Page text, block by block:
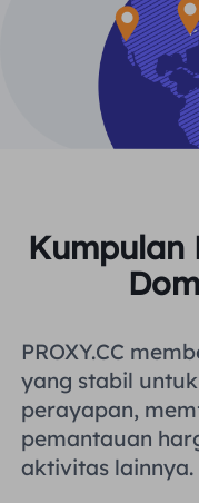
Verifikasi
ALAT GRATIS
Pemeriksa
Daftar
Amerika
Brazil
Rusia
blog
Panduan
English
Việt Nam
Indonesia
हिंदी
Português
Menikmati
Perumahan $0/GB
Kumpulan
PROXY.CC
yang stabil
perayapan,
pemantauan
aktivitas lainnya.